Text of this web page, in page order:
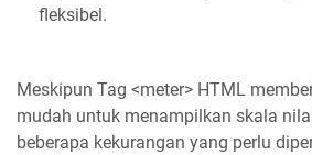
fleksibel.
Meskipun Tag <meter> HTML
mudah untuk menampilkan skala
beberapa kekurangan yang perlu